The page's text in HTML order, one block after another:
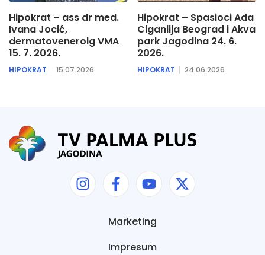
Hipokrat – ass dr med.
Ivana Jocić,
dermatovenerolg VMA
15. 7. 2026.
HIPOKRAT 15.07.2026
Hipokrat – Spasioci Ada
Ciganlija Beograd i Akva
park Jagodina 24. 6.
2026.
HIPOKRAT 24.06.2026
Marketing
Impresum